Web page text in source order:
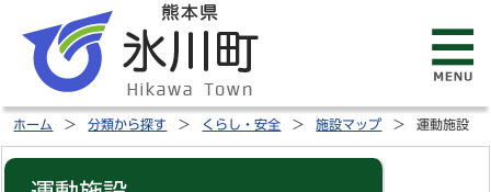
ホーム 分類から探す くらし・安全 施設マップ 運動施設